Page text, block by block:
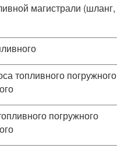
магистрали (шланг,
топливного погружного
погружного